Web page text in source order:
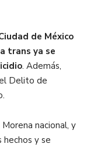
de México
trans ya se
. Además,
Delito de
nacional, y
hechos y se